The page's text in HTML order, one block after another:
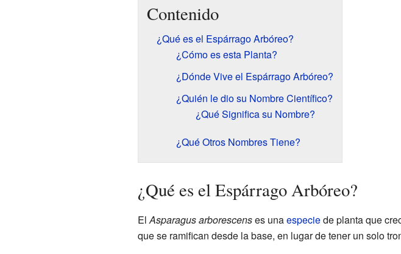
Contenido
¿Qué es el Espárrago Arbóreo?
¿Cómo es esta Planta?
¿Dónde Vive el Espárrago Arbóreo?
¿Quién le dio su Nombre Científico?
¿Qué Significa su Nombre?
¿Qué Otros Nombres Tiene?
¿Qué es el Espárrago Arbóreo?
ElAsparagus arborescenses unaespeciede planta que
que se ramifican desde la base, en lugar de tener un solo